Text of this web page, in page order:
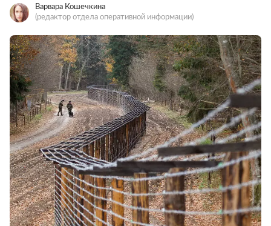
Варвара Кошечкина
(редактор отдела оперативной информации)